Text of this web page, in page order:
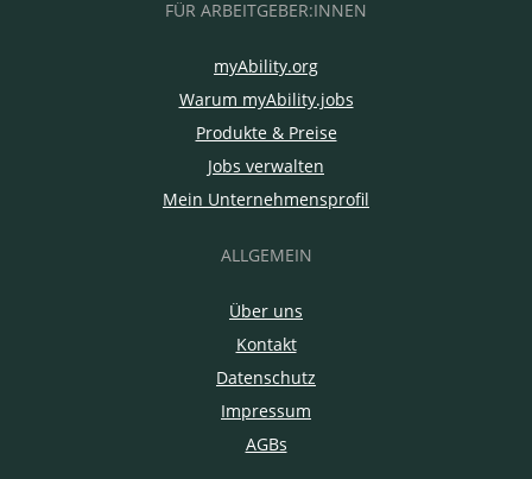
FÜR ARBEITGEBER:INNEN
myAbility.org
Warum myAbility.jobs
Produkte & Preise
Jobs verwalten
Mein Unternehmensprofil
ALLGEMEIN
Über uns
Kontakt
Datenschutz
Impressum
AGBs